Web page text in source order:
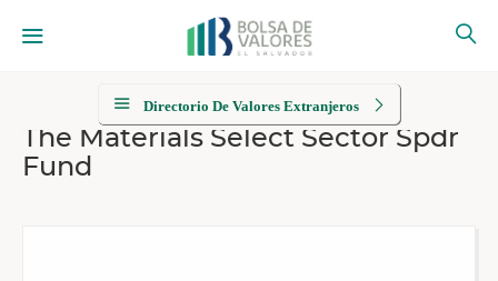
Directorio De Valores Extranjeros
The Materials Select Sector Spdr
Fund